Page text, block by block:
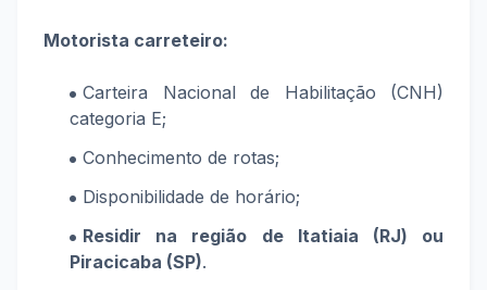
Motorista carreteiro:
Carteira Nacional de Habilitação (CNH)
categoria E;
Conhecimento de rotas;
Disponibilidade de horário;
Residir na região de Itatiaia (RJ) ou
Piracicaba (SP).